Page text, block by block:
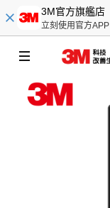
3M官方旗艦店
立刻使用官方APP